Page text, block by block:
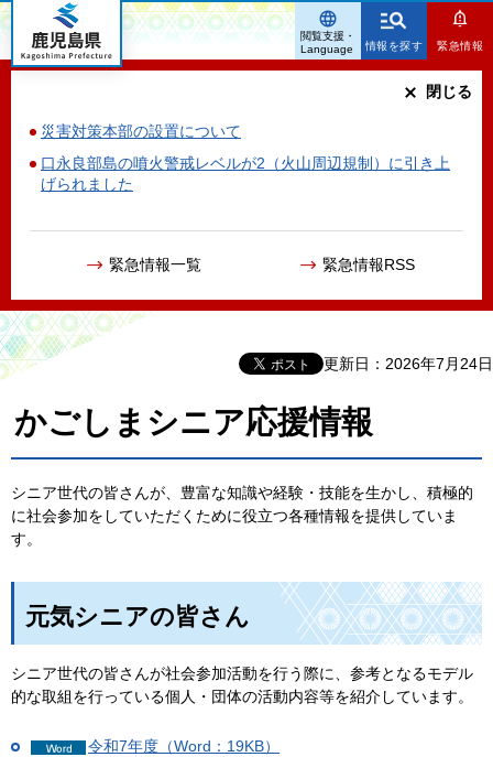
鹿児島県
情報を探す 緊急情報
災害対策本部の設置について
口永良部島の噴火警戒レベルが2（火山周辺規制）に引き上
げられました
緊急情報一覧 緊急情報RSS
閉じる
閲覧支援・
Language
更新日：2026年7月24日
かごしまシニア応援情報
シニア世代の皆さんが、豊富な知識や経験・技能を生かし、積極的
に社会参加をしていただくために役立つ各種情報を提供していま
す。
元気シニアの皆さん
シニア世代の皆さんが社会参加活動を行う際に、参考となるモデル
的な取組を行っている個人・団体の活動内容等を紹介しています。
令和7年度（Word：19KB）